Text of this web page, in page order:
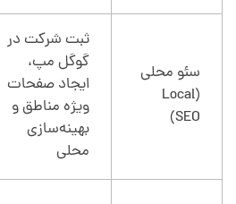
سئو محلی
(Local
SEO)
ثبت شرکت در
گوگل مپ،
ایجاد صفحات
ویژه مناطق و
بهینه‌سازی
محلی